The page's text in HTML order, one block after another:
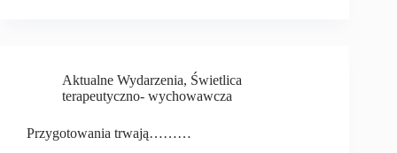
Aktualne Wydarzenia, Świetlica
terapeutyczno- wychowawcza
Przygotowania trwają………